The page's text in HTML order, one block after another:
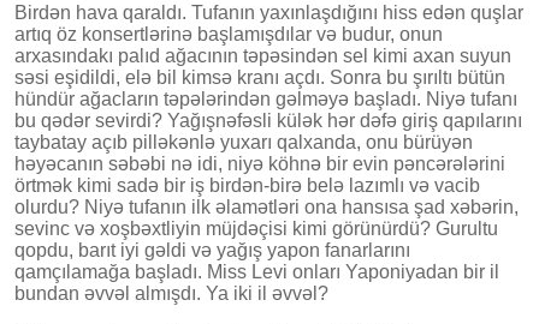
Birdən hava qaraldı. Tufanın yaxınlaşdığını hiss edən quşlar
artıq öz konsertlərinə başlamışdılar və budur, onun
arxasındakı palıd ağacının təpəsindən sel kimi axan suyun
səsi eşidildi, elə bil kimsə kranı açdı. Sonra bu şırıltı bütün
hündür ağacların təpələrindən gəlməyə başladı. Niyə tufanı
bu qədər sevirdi? Yağışnəfəsli külək hər dəfə giriş qapılarını
taybatay açıb pilləkənlə yuxarı qalxanda, onu bürüyən
həyəcanın səbəbi nə idi, niyə köhnə bir evin pəncərələrini
örtmək kimi sadə bir iş birdən-birə belə lazımlı və vacib
olurdu? Niyə tufanın ilk əlamətləri ona hansısa şad xəbərin,
sevinc və xoşbəxtliyin müjdəçisi kimi görünürdü? Gurultu
qopdu, barıt iyi gəldi və yağış yapon fanarlarını
qamçılamağa başladı. Miss Levi onları Yaponiyadan bir il
bundan əvvəl almışdı. Ya iki il əvvəl?